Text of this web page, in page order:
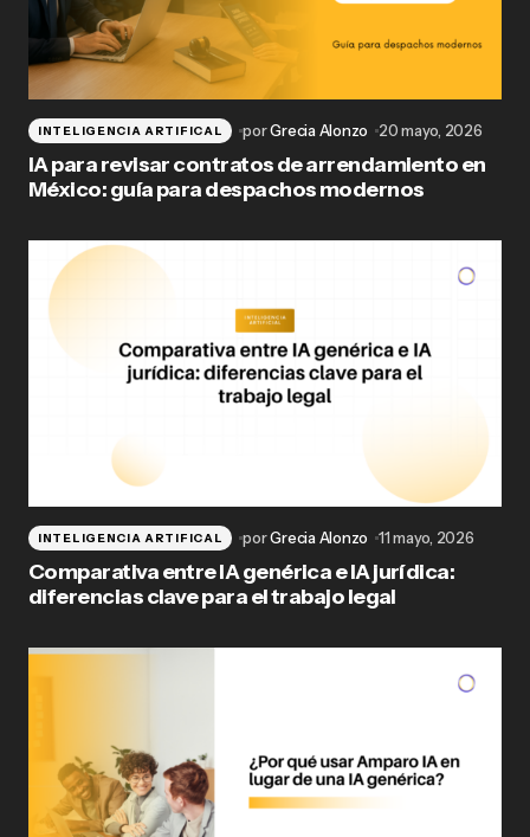
INTELIGENCIA ARTIFICAL porGrecia Alonzo 20 mayo, 2026
IA para revisar contratos de arrendamiento en
México: guía para despachos modernos
INTELIGENCIA ARTIFICAL porGrecia Alonzo 11 mayo, 2026
Comparativa entre IA genérica e IA jurídica:
diferencias clave para el trabajo legal